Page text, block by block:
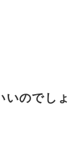
いのでしょ